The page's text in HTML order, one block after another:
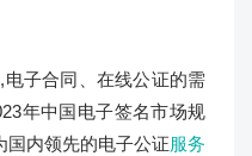
子合同、在线公证的需
年中国电子签名市场规
国内领先的电子公证服务